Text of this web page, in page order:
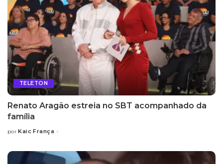
TELETON
Renato Aragão estreia no SBT acompanhado da
família
Posted
por Kaic França